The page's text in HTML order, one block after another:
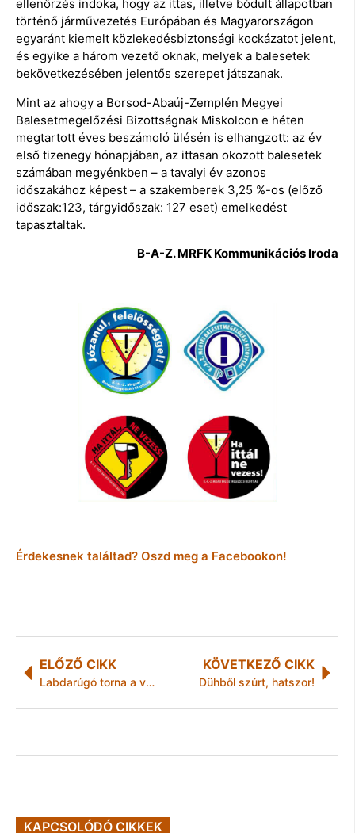
ellenőrzés indoka, hogy az ittas, illetve bódult állapotban
történő járművezetés Európában és Magyarországon
egyaránt kiemelt közlekedésbiztonsági kockázatot jelent,
és egyike a három vezető oknak, melyek a balesetek
bekövetkezésében jelentős szerepet játszanak.
Mint az ahogy a Borsod-Abaúj-Zemplén Megyei
Balesetmegelőzési Bizottságnak Miskolcon e héten
megtartott éves beszámoló ülésén is elhangzott: az év
első tizenegy hónapjában, az ittasan okozott balesetek
számában megyénkben – a tavalyi év azonos
időszakához képest – a szakemberek 3,25 %-os (előző
időszak:123, tárgyidőszak: 127 eset) emelkedést
tapasztaltak.
B-A-Z. MRFK Kommunikációs Iroda
Érdekesnek találtad? Oszd meg a Facebookon!
ELŐZŐ CIKK
Labdarúgó torna a volt bajtárs emlékére
KÖVETKEZŐ CIKK
Dühből szúrt, hatszor!
KAPCSOLÓDÓ CIKKEK